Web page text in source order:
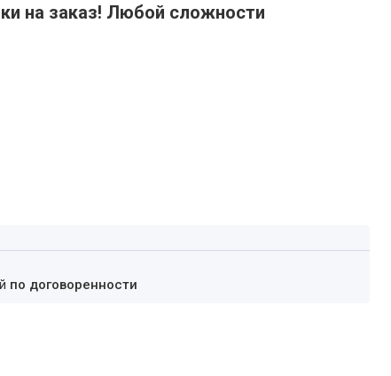
на заказ! Любой сложности
по договоренности